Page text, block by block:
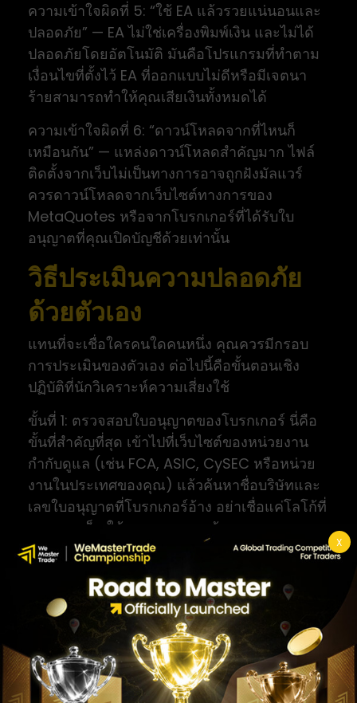
X
ความเข้าใจผิดที่ 5: “ใช้ EA แล้วรวยแน่นอนและ
ปลอดภัย” — EA ไม่ใช่เครื่องพิมพ์เงิน และไม่ได้
ปลอดภัยโดยอัตโนมัติ มันคือโปรแกรมที่ทำตาม
เงื่อนไขที่ตั้งไว้ EA ที่ออกแบบไม่ดีหรือมีเจตนา
ร้ายสามารถทำให้คุณเสียเงินทั้งหมดได้
ความเข้าใจผิดที่ 6: “ดาวน์โหลดจากที่ไหนก็
เหมือนกัน” — แหล่งดาวน์โหลดสำคัญมาก ไฟล์
ติดตั้งจากเว็บไม่เป็นทางการอาจถูกฝังมัลแวร์
ควรดาวน์โหลดจากเว็บไซต์ทางการของ
MetaQuotes หรือจากโบรกเกอร์ที่ได้รับใบ
อนุญาตที่คุณเปิดบัญชีด้วยเท่านั้น
วิธีประเมินความปลอดภัย
ด้วยตัวเอง
แทนที่จะเชื่อใครคนใดคนหนึ่ง คุณควรมีกรอบ
การประเมินของตัวเอง ต่อไปนี้คือขั้นตอนเชิง
ปฏิบัติที่นักวิเคราะห์ความเสี่ยงใช้
ขั้นที่ 1: ตรวจสอบใบอนุญาตของโบรกเกอร์ นี่คือ
ขั้นที่สำคัญที่สุด เข้าไปที่เว็บไซต์ของหน่วยงาน
กำกับดูแล (เช่น FCA, ASIC, CySEC หรือหน่วย
งานในประเทศของคุณ) แล้วค้นหาชื่อบริษัทและ
เลขใบอนุญาตที่โบรกเกอร์อ้าง อย่าเชื่อแค่โลโก้ที่
แสดงบนเว็บ ให้ตรวจสอบจากต้นทางเสมอ
โบรกเกอร์ที่ถูกกำกับดูแลมักต้องแยกเงินลูกค้า
ออกจากเงินบริษัทและมีกลไกชดเชยในระดับหนึ่ง
ขั้นที่ 2: ตรวจสอบแหล่งดาวน์โหลด ดาวน์โหลด
MT4 จากเว็บไซต์ทางการของ MetaQuotes
หรือจากลิงก์ของโบรกเกอร์ที่ได้รับใบอนุญาต
เท่านั้น หลีกเลี่ยงไฟล์ติดตั้งจากฟอรัม กลุ่มแชต
หรือเว็บแจกฟรีที่ไม่รู้จัก ตรวจสอบ URL ให้ดีว่า